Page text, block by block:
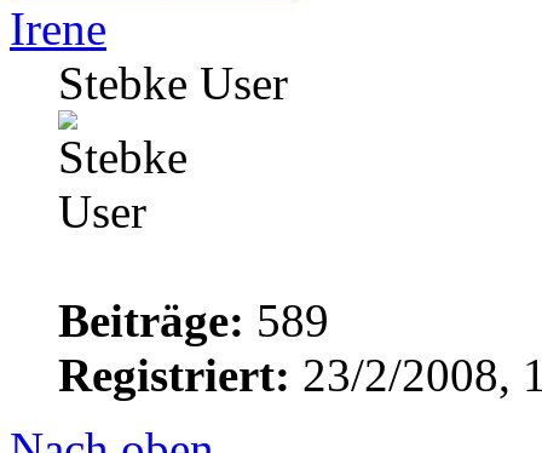
Irene
Stebke User
Beiträge: 589
Registriert: 23/2/2008,